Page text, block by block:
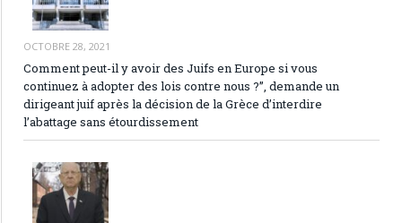
OCTOBRE 28, 2021
Comment peut-il y avoir des Juifs en Europe si vous
continuez à adopter des lois contre nous ?”, demande un
dirigeant juif après la décision de la Grèce d’interdire
l’abattage sans étourdissement